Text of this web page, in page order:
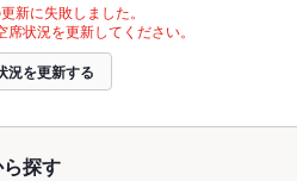
新に失敗しました。
状況を更新してください。
況を更新する
探す